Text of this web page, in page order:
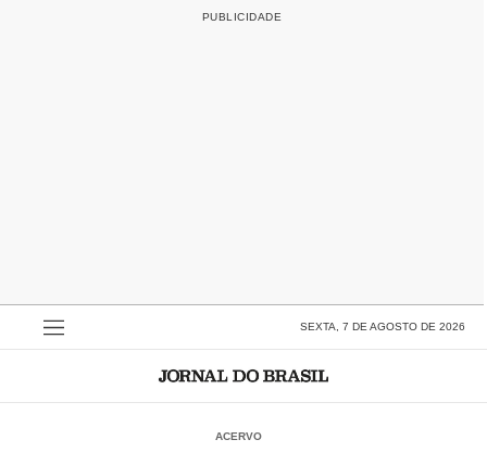
SEXTA, 7 DE AGOSTO DE 2026
ACERVO